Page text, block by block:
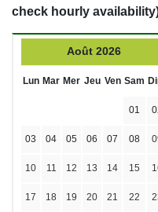
check hourly
Août 2026
Lun Mar Mer Jeu Ven Sam
01
03 04 05 06 07 08
10 11 12 13 14 15
17 18 19 20 21 22